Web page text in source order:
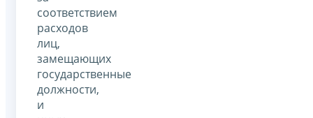
соответствием
расходов
лиц,
замещающих
государственные
должности,
и